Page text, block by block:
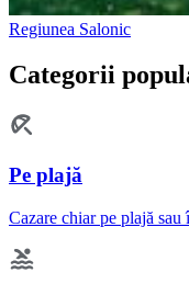
Regiunea Salonic
Categorii
Pe plajă
Cazare chiar pe plajă